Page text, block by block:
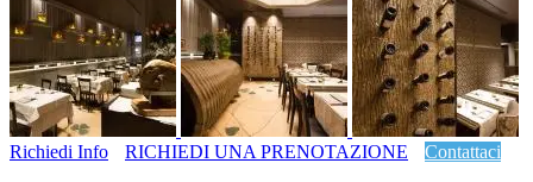
Richiedi Info RICHIEDI UNA PRENOTAZIONE Contattaci